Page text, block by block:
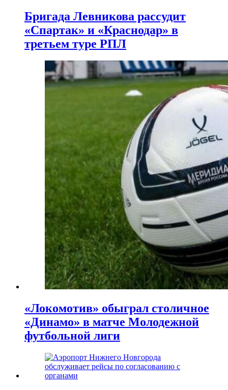
Бригада Левникова рассудит
«Спартак» и «Краснодар» в
третьем туре РПЛ
«Локомотив» обыграл столичное
«Динамо» в матче Молодежной
футбольной лиги